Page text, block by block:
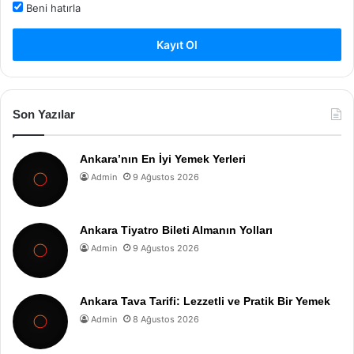
Beni hatırla
Kayıt Ol
Son Yazılar
Ankara’nın En İyi Yemek Yerleri
Admin 9 Ağustos 2026
Ankara Tiyatro Bileti Almanın Yolları
Admin 9 Ağustos 2026
Ankara Tava Tarifi: Lezzetli ve Pratik Bir Yemek
Admin 8 Ağustos 2026